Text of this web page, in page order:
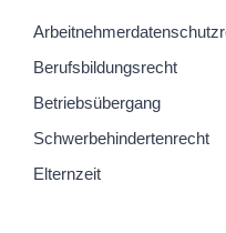
Berufsbildungsrecht
Betriebsübergang
Schwerbehindertenrecht
Elternzeit